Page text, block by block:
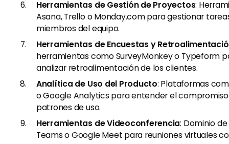
Herramientas de Gestión de Proyectos:
Asana, Trello o Monday.com para gestionar
miembros del equipo.
Herramientas de Encuestas y
herramientas como SurveyMonkey o Typeform
analizar retroalimentación de los clientes.
Analítica de Uso del Producto: Plataformas
o Google Analytics para entender el
patrones de uso.
Herramientas de Videoconferencia: Dominio
Teams o Google Meet para reuniones virtuales